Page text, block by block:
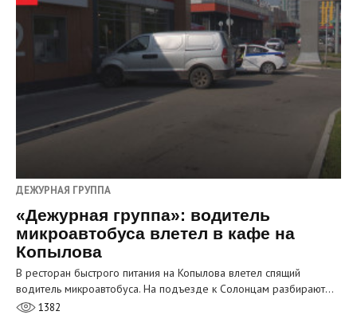
ДЕЖУРНАЯ ГРУППА
«Дежурная группа»: водитель
микроавтобуса влетел в кафе на
Копылова
В ресторан быстрого питания на Копылова влетел спящий
водитель микроавтобуса. На подъезде к Солонцам разбирают…
1382